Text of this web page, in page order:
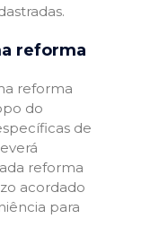
reforma
reforma
do
de
reforma
acordado
para